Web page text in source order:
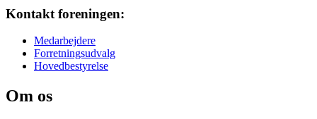
Kontakt foreningen:
Medarbejdere
Forretningsudvalg
Hovedbestyrelse
Om os